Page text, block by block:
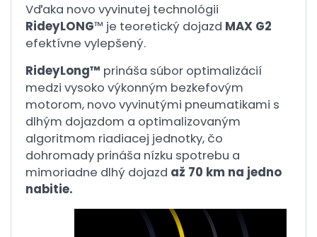
Vďaka novo vyvinutej technológii
RideyLONG™ je teoretický dojazd MAX G2
efektívne vylepšený.
RideyLong™ prináša súbor optimalizácií
medzi vysoko výkonným bezkefovým
motorom, novo vyvinutými pneumatikami s
dlhým dojazdom a optimalizovaným
algoritmom riadiacej jednotky, čo
dohromady prináša nízku spotrebu a
mimoriadne dlhý dojazd až 70 km na jedno
nabitie.